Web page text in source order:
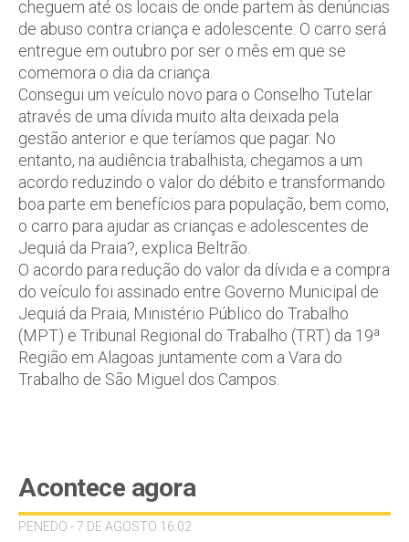
cheguem até os locais de onde partem às denúncias
de abuso contra criança e adolescente. O carro será
entregue em outubro por ser o mês em que se
comemora o dia da criança.
Consegui um veículo novo para o Conselho Tutelar
através de uma dívida muito alta deixada pela
gestão anterior e que teríamos que pagar. No
entanto, na audiência trabalhista, chegamos a um
acordo reduzindo o valor do débito e transformando
boa parte em benefícios para população, bem como,
o carro para ajudar as crianças e adolescentes de
Jequiá da Praia?, explica Beltrão.
O acordo para redução do valor da dívida e a compra
do veículo foi assinado entre Governo Municipal de
Jequiá da Praia, Ministério Público do Trabalho
(MPT) e Tribunal Regional do Trabalho (TRT) da 19ª
Região em Alagoas juntamente com a Vara do
Trabalho de São Miguel dos Campos.
Acontece agora
PENEDO - 7 DE AGOSTO 16:02